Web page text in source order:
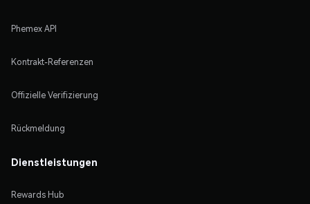
Phemex API
Kontrakt-Referenzen
Offizielle Verifizierung
Rückmeldung
Dienstleistungen
Rewards Hub